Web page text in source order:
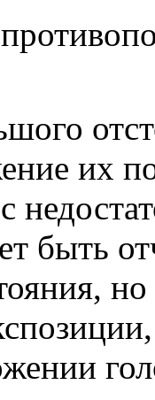
их
быть